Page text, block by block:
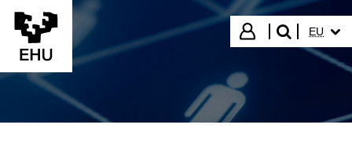
Eduki nagusira joan
Hasi saioa
bilatu"
EU